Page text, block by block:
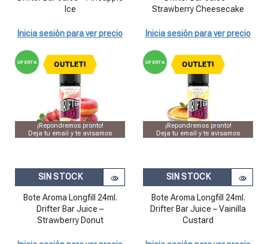
Ice
Inicia sesión para ver precio
Strawberry Cheesecake
Inicia sesión para ver precio
OUTLET!
OFERTA
¡Repondremos pronto!
Deja tu email y te avisamos
SIN STOCK
Bote Aroma Longfill 24ml.
Drifter Bar Juice –
Strawberry Donut
OUTLET!
OFERTA
¡Repondremos pronto!
Deja tu email y te avisamos
SIN STOCK
Bote Aroma Longfill 24ml.
Drifter Bar Juice – Vainilla
Custard